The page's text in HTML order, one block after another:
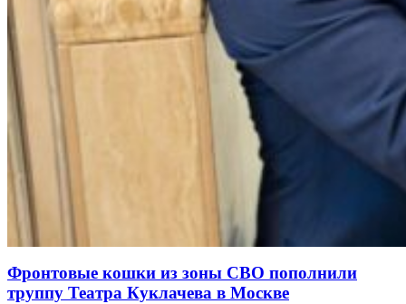
Фронтовые кошки из зоны СВО пополнили
труппу Театра Куклачева в Москве